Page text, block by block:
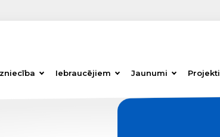
Iebraucējiem Jaunumi Projekti